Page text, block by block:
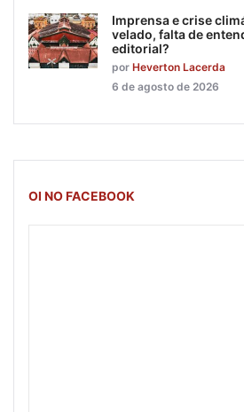
Imprensa e crise
velado, falta de
editorial?
por Heverton Lacerda
6 de agosto de 2026
OI NO FACEBOOK